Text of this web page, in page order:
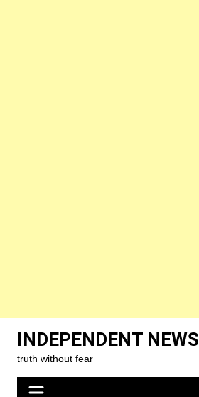
content
INDEPENDENT NEWS
truth without fear